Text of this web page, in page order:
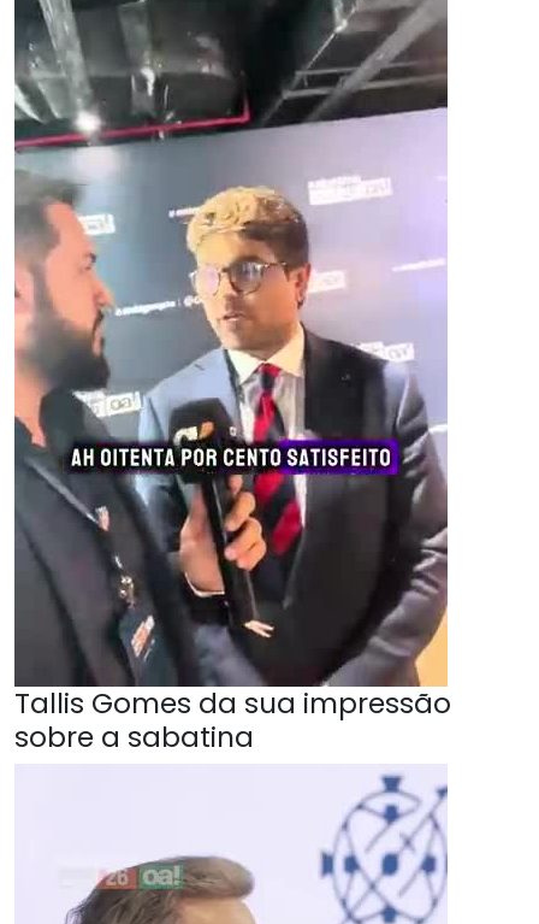
Tallis Gomes da sua impressão
sobre a sabatina